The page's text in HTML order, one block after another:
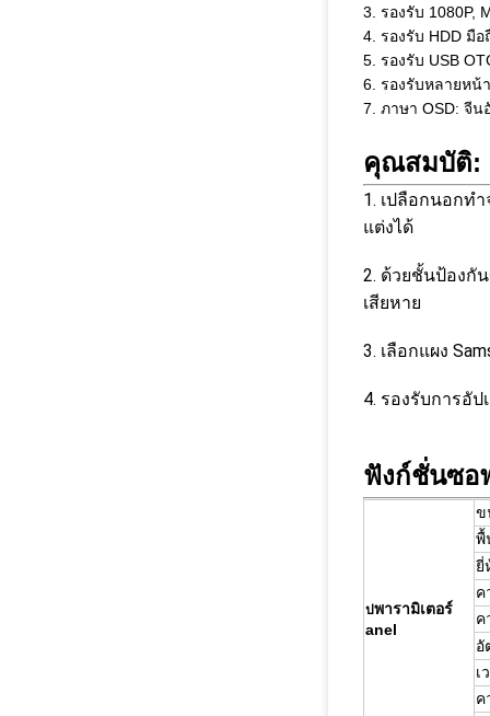
3. รองรับ 1080P,
4. รองรับ HDD มือ
5. รองรับ USB
6. รองรับหลายหน้
7. ภาษา OSD: จีน
คุณสมบัติ:
1. เปลือกนอกท
แต่งได้
2. ด้วยชั้นป้องกั
เสียหาย
3. เลือกแผง
4. รองรับการอั
ฟังก์ชั่นซอ
ปพารามิเตอร์
anel
ข
พื้
ยี่
ค
ค
อั
เ
ค